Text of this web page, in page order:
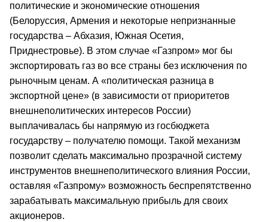
политические и экономические отношения
(Белоруссия, Армения и некоторые непризнанные
государства – Абхазия, Южная Осетия,
Приднестровье). В этом случае «Газпром» мог бы
экспортировать газ во все страны без исключения по
рыночным ценам. А «политическая разница в
экспортной цене» (в зависимости от приоритетов
внешнеполитических интересов России)
выплачивалась бы напрямую из госбюджета
государству – получателю помощи. Такой механизм
позволит сделать максимально прозрачной систему
инструментов внешнеполитического влияния России,
оставляя «Газпрому» возможность беспрепятственно
зарабатывать максимальную прибыль для своих
акционеров.